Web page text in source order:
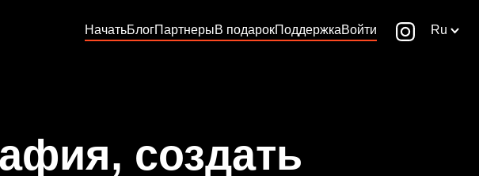
НачатьБлогПартнерыВ подарокПоддержкаВойти Ru
создать